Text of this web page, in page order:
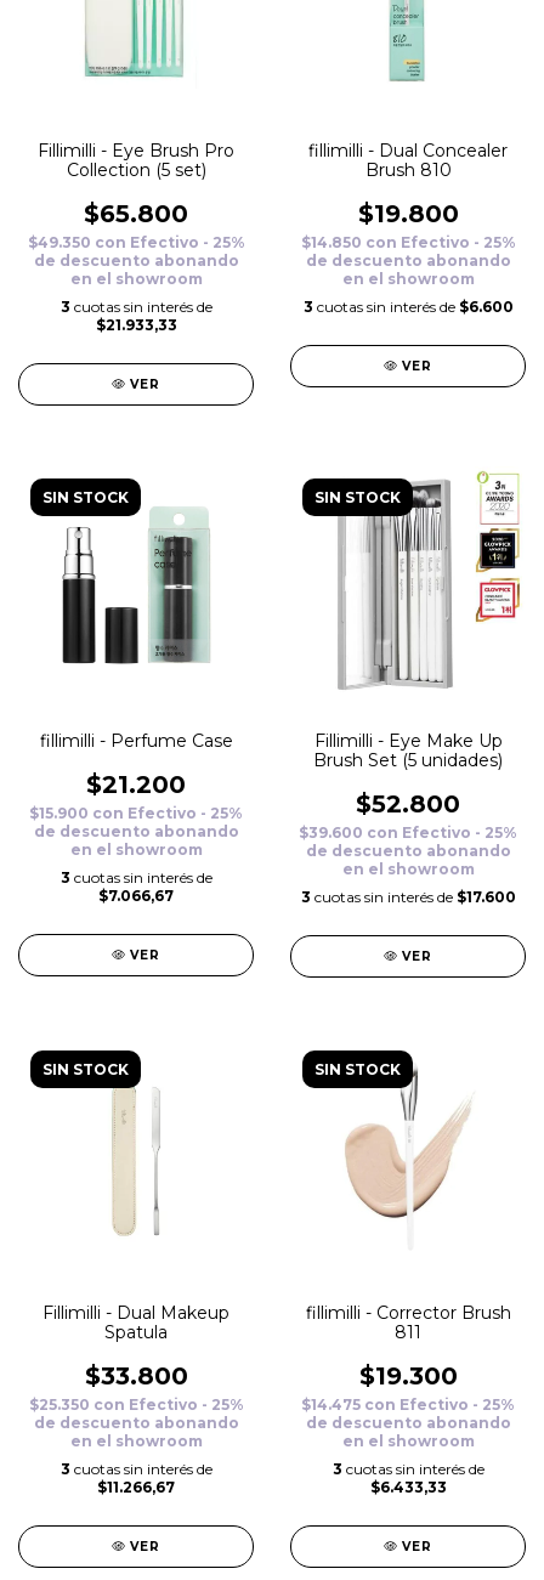
Fillimilli - Eye Brush Pro
Collection (5 set)
$65.800
$49.350 con Efectivo - 25%
de descuento abonando
en el showroom
3 cuotas sin interés de
$21.933,33
VER
fillimilli - Dual Concealer
Brush 810
$19.800
$14.850 con Efectivo - 25%
de descuento abonando
en el showroom
3 cuotas sin interés de $6.600
VER
SIN STOCK
fillimilli - Perfume Case
$21.200
$15.900 con Efectivo - 25%
de descuento abonando
en el showroom
3 cuotas sin interés de
$7.066,67
VER
SIN STOCK
Fillimilli - Eye Make Up
Brush Set (5 unidades)
$52.800
$39.600 con Efectivo - 25%
de descuento abonando
en el showroom
3 cuotas sin interés de $17.600
VER
SIN STOCK
Fillimilli - Dual Makeup
Spatula
$33.800
$25.350 con Efectivo - 25%
de descuento abonando
en el showroom
3 cuotas sin interés de
$11.266,67
VER
SIN STOCK
fillimilli - Corrector Brush
811
$19.300
$14.475 con Efectivo - 25%
de descuento abonando
en el showroom
3 cuotas sin interés de
$6.433,33
VER